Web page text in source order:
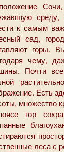
среду,
к самым
сад,
горы.
чему,
Почти все
Есть
множество
гор
леса с